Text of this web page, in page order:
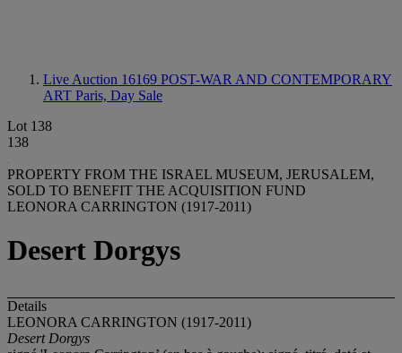
Live Auction 16169 POST-WAR AND CONTEMPORARY
ART Paris, Day Sale
Lot 138
138
PROPERTY FROM THE ISRAEL MUSEUM, JERUSALEM,
SOLD TO BENEFIT THE ACQUISITION FUND
LEONORA CARRINGTON (1917-2011)
Desert Dorgys
Details
LEONORA CARRINGTON (1917-2011)
Desert Dorgys